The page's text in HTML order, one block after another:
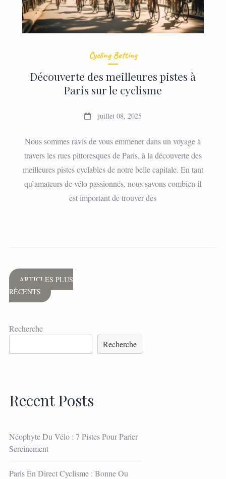
Cycling Betting
Découverte des meilleures pistes à
Paris sur le cyclisme
juillet 08, 2025
Nous sommes ravis de vous emmener dans un voyage à
travers les rues pittoresques de Paris, à la découverte des
meilleures pistes cyclables de notre belle capitale. En tant
qu’amateurs de vélo passionnés, nous savons combien il
est important de trouver des
Navigation
des
articles
ARTICLES PLUS
RÉCENTS
Recherche
Recherche
Recent Posts
Néophyte Du Vélo : 7 Pistes Pour Parier
Sereinement
Paris En Direct Cyclisme : Bonne Ou